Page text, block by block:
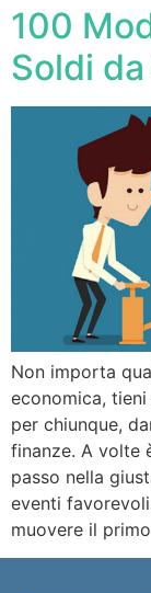
100
Soldi
Non importa
economica,
per chiunque,
finanze. A volte
passo nella
eventi
muovere il